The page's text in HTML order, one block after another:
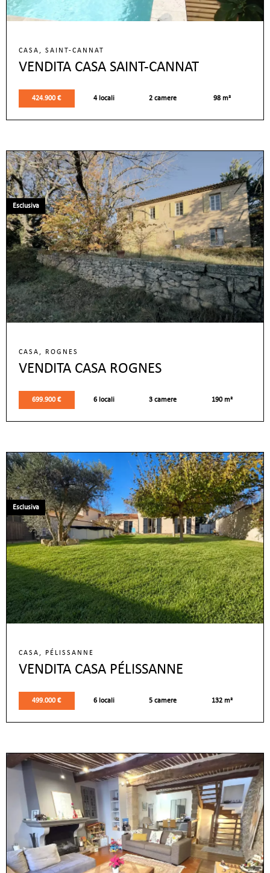
CASA, SAINT-CANNAT
VENDITA CASA SAINT-CANNAT
424.900 € 4 locali 2 camere 98 m²
CASA, ROGNES
VENDITA CASA ROGNES
699.900 € 6 locali 3 camere 190 m²
Esclusiva
CASA, PÉLISSANNE
VENDITA CASA PÉLISSANNE
499.000 € 6 locali 5 camere 132 m²
Esclusiva